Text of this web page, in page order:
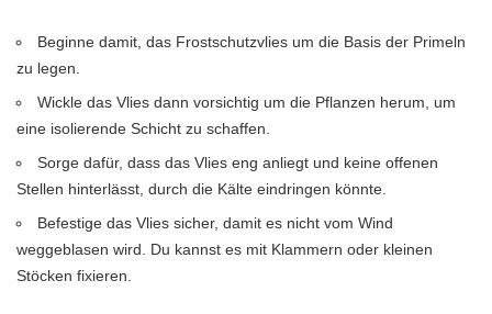
Beginne damit, das Frostschutzvlies um die Basis der Primeln
zu legen.
Wickle das Vlies dann vorsichtig um die Pflanzen herum, um
eine isolierende Schicht zu schaffen.
Sorge dafür, dass das Vlies eng anliegt und keine offenen
Stellen hinterlässt, durch die Kälte eindringen könnte.
Befestige das Vlies sicher, damit es nicht vom Wind
weggeblasen wird. Du kannst es mit Klammern oder kleinen
Stöcken fixieren.